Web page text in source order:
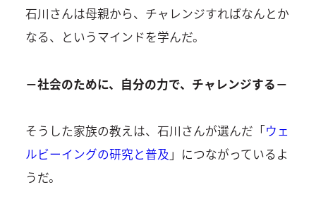
石川さんは母親から、チャレンジすればなんとか
なる、というマインドを学んだ。
－社会のために、自分の力で、チャレンジする－
そうした家族の教えは、石川さんが選んだ「ウェ
ルビーイングの研究と普及 」につながっているよ
うだ。